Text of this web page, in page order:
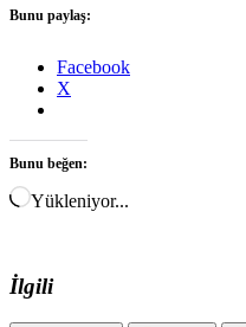
Bunu paylaş:
Facebook
X
Bunu beğen:
Yükleniyor...
İlgili